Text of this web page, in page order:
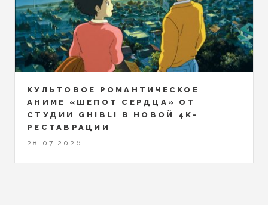
КУЛЬТОВОЕ РОМАНТИЧЕСКОЕ
АНИМЕ «ШЕПОТ СЕРДЦА» ОТ
СТУДИИ GHIBLI В НОВОЙ 4K-
РЕСТАВРАЦИИ
28.07.2026